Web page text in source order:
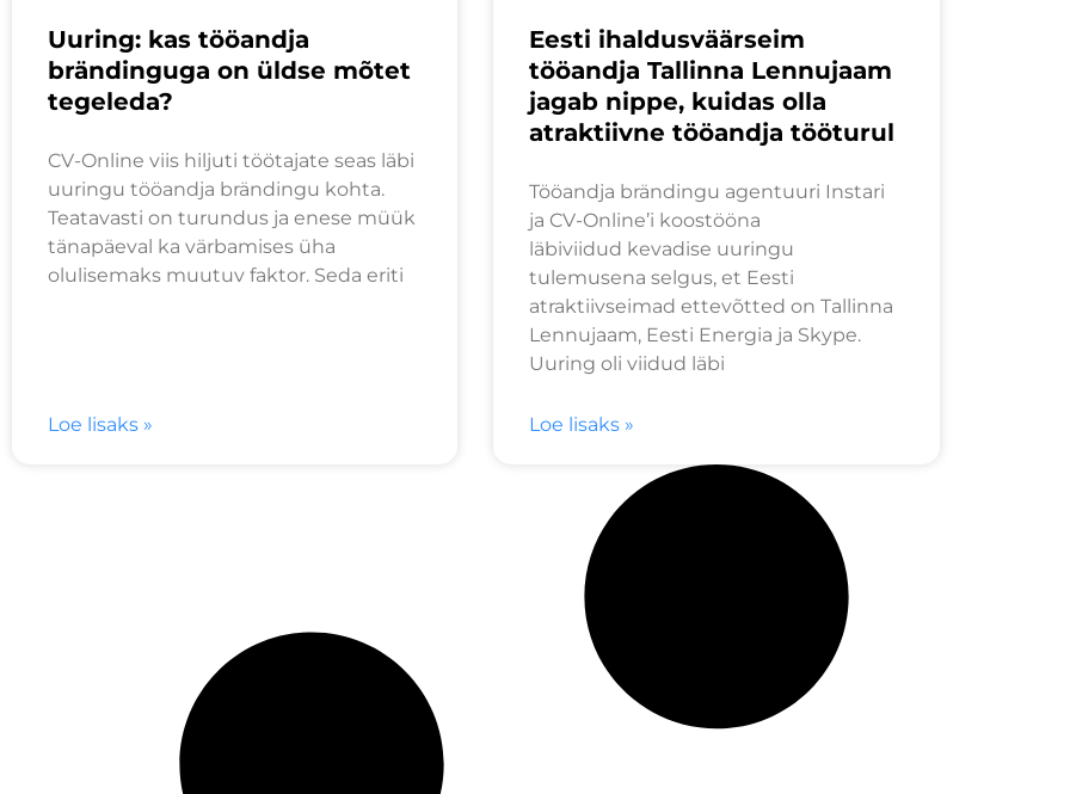
Uuring: kas tööandja
brändinguga on üldse mõtet
tegeleda?
CV-Online viis hiljuti töötajate seas läbi
uuringu tööandja brändingu kohta.
Teatavasti on turundus ja enese müük
tänapäeval ka värbamises üha
olulisemaks muutuv faktor. Seda eriti
Loe lisaks »
Eesti ihaldusväärseim
tööandja Tallinna Lennujaam
jagab nippe, kuidas olla
atraktiivne tööandja tööturul
Tööandja brändingu agentuuri Instari
ja CV-Online’i koostööna
läbiviidud kevadise uuringu
tulemusena selgus, et Eesti
atraktiivseimad ettevõtted on Tallinna
Lennujaam, Eesti Energia ja Skype.
Uuring oli viidud läbi
Loe lisaks »